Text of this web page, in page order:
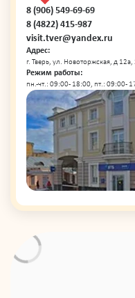
8 (906) 549-69-69
8 (4822) 415-987
visit.tver@yandex.ru
Адрес:
г. Тверь, ул. Новоторжская, д 12а,
Режим работы:
пн.-чт.: 09:00 - 18:00, пт.: 09:00 -